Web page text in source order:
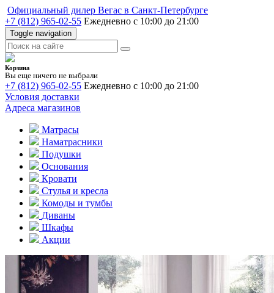
Официальный дилер Вегас в Санкт-Петербурге
+7 (812) 965-02-55 Ежедневно с 10:00 до 21:00
Toggle navigation
Корзина
Вы еще ничего не выбрали
+7 (812) 965-02-55 Ежедневно с 10:00 до 21:00
Условия доставки
Адреса магазинов
Матрасы
Наматрасники
Подушки
Основания
Кровати
Стулья и кресла
Комоды и тумбы
Диваны
Шкафы
Акции